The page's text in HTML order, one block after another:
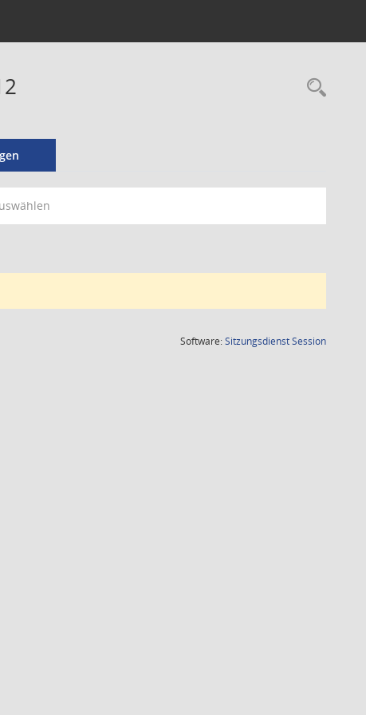
Software:SitzungsdienstSession(Wird in